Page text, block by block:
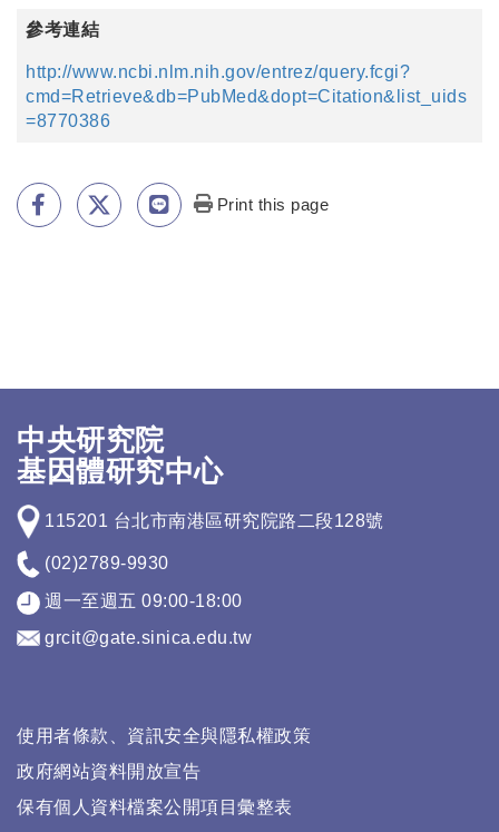
參考連結
http://www.ncbi.nlm.nih.gov/entrez/query.fcgi?
cmd=Retrieve&db=PubMed&dopt=Citation&list_uids
=8770386
Print this page
中央研究院
基因體研究中心
115201 台北市南港區研究院路二段128號
(02)2789-9930
週一至週五 09:00-18:00
grcit@gate.sinica.edu.tw
使用者條款、資訊安全與隱私權政策
政府網站資料開放宣告
保有個人資料檔案公開項目彙整表